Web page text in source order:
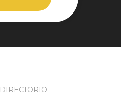
DIRECTORIO